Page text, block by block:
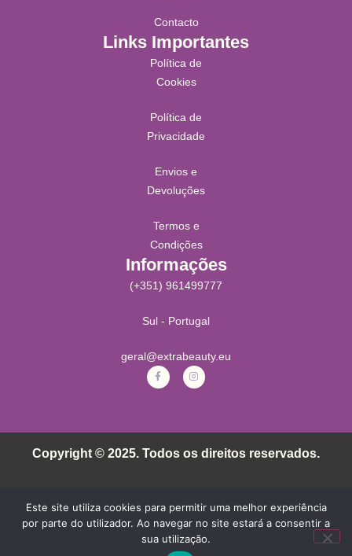
Contacto
Links Importantes
Política de
Cookies
Política de
Privacidade
Envios e
Devoluções
Termos e
Condições
Informações
(+351) 961499777
Sul - Portugal
geral@extrabeauty.eu
Copyright © 2025. Todos os direitos reservados.
Este site utiliza cookies para permitir uma melhor experiência
por parte do utilizador. Ao navegar no site estará a consentir a
sua utilização.